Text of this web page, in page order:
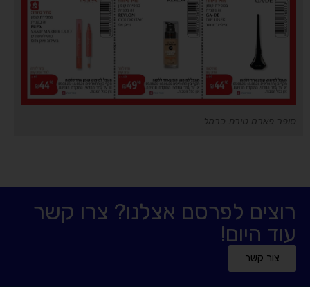
סופר פארם טירת כרמל
רוצים לפרסם אצלנו? צרו קשר
עוד היום!
צור קשר